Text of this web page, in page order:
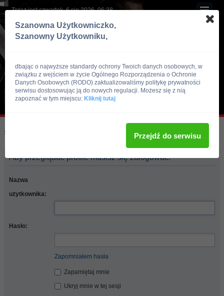
Teraz jest czwartek, 6 sie 2026, 06:38
Skocz do:
Aby przeglądać profile musisz się zalogować.
Nazwa
użytkownika:
Hasło:
Zapomniałem hasła
Zapamiętaj mnie
Ukryj mnie w tej sesji
Szanowna Użytkowniczko,
Szanowny Użytkowniku,
dbając o najwyższe standardy ochrony Twoich danych osobowych, w
związku z wejściem w życie Ogólnego Rozporządzenia o Ochronie
Danych Osobowych (RODO) zaktualizowaliśmy politykę prywatności
serwisu dostosowując ją do nowych regulacji. Możesz się z nią
zapoznać w tym miejscu: Kliknij tutaj
Przejdź do serwisu